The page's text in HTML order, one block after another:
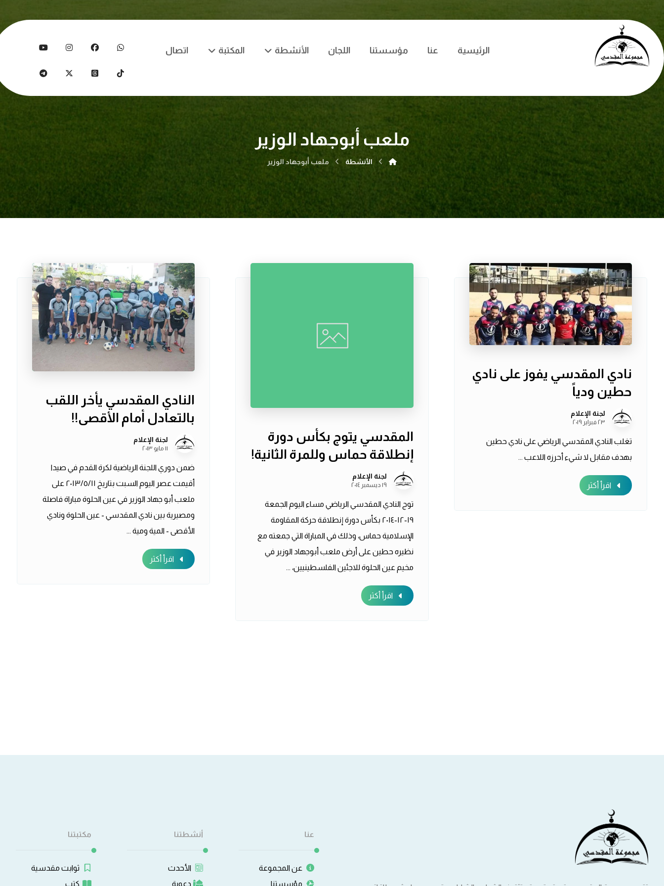
الرئيسية عنا مؤسستنا اللجان الأنشطة المكتبة اتصال
ملعب أبوجهاد الوزير
الأنشطة ملعب أبوجهاد الوزير
نادي المقدسي يفوز على نادي
حطين ودياً
لجنة الإعلام
٢٣ فبراير ٢٠١٩
تغلب النادي المقدسي الرياضي على نادي حطين
بهدف مقابل لا شيء أحرزه اللاعب ...
اقرأ أكثر
المقدسي يتوج بكأس دورة
إنطلاقة حماس وللمرة الثانية!
لجنة الإعلام
١٩ ديسمبر ٢٠١٤
توج النادي المقدسي الرياضي مساء اليوم الجمعة
١٩-١٢-٢٠١٤ بكأس دورة إنطلاقة حركة المقاومة
الإسلامية حماس، وذلك في المباراة التي جمعته مع
نظيره حطين على أرض ملعب أبوجهاد الوزير في
مخيم عين الحلوة للاجئين الفلسطينيين، ...
اقرأ أكثر
النادي المقدسي يأخر اللقب
بالتعادل أمام الأقصى!!
لجنة الإعلام
١١ مايو ٢٠١٣
ضمن دوري اللجنة الرياضية لكرة القدم في صيدا
أقيمت عصر اليوم السبت بتاريخ ٢٠١٣/٥/١١ على
ملعب أبو جهاد الوزير في عين الحلوة مباراة فاصلة
ومصيرية بين نادي المقدسي - عين الحلوة ونادي
الأقصى - المية ومية ...
اقرأ أكثر
عنا
عن المجموعة
مؤسستنا
أنشطتنا
الأحدث
دعوية
مكتبتنا
ثوابت مقدسية
كتب